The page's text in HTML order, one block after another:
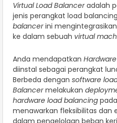
Virtual Load Balanceradalah
jenis perangkat load
balancerini
ke dalam sebuah virtual
Anda mendapatkan
diinstal sebagai perangkat
Berbeda dengan software
Balancermelakukan
hardware load balancing
menawarkan fleksibilitas dan